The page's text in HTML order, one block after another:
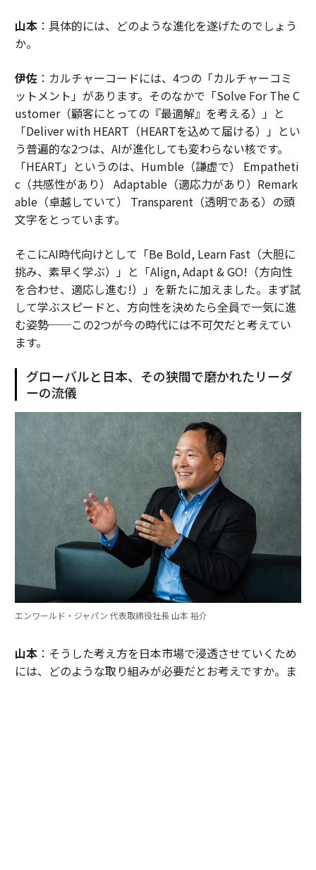
山本：具体的には、どのような進化を遂げたのでしょう
か。
伊佐：カルチャーコードには、4つの「カルチャーコミ
ットメント」があります。そのなかで「Solve For The C
ustomer（顧客にとっての『最適解』を考える）」と
「Deliver with HEART（HEARTを込めて届ける）」とい
う普遍的な2つは、AIが進化しても変わらない核です。
「HEART」というのは、Humble（謙虚で） Empatheti
c（共感性があり） Adaptable（適応力があり）Remark
able（卓越していて） Transparent（透明である）の頭
文字をとっています。
そこにAI時代向けとして「Be Bold, Learn Fast（大胆に
挑み、素早く学ぶ）」と「Align, Adapt & GO!（方向性
を合わせ、適応し進む!）」を新たに加えました。まず試
して学ぶスピードと、方向性を決めたら全員で一気に進
む姿勢──この2つが今の時代には不可欠だと考えてい
ます。
グローバルと日本、その狭間で磨かれたリーダ
ーの流儀
エンワールド・ジャパン 代表取締役社長 山本 裕介
山本：そうした考え方を日本市場で浸透させていくため
には、どのような取り組みが必要だとお考えですか。ま